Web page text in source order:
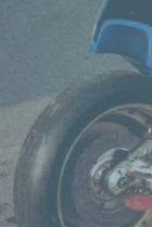
億而富
系列